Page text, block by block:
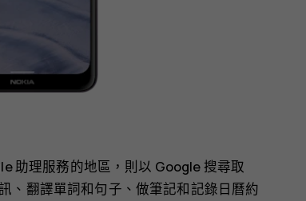
助理服務的地區，則以 Google 搜尋取
、翻譯單詞和句子、做筆記和記錄日曆約